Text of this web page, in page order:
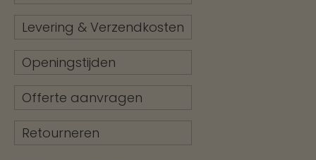
Levering & Verzendkosten
Openingstijden
Offerte aanvragen
Retourneren